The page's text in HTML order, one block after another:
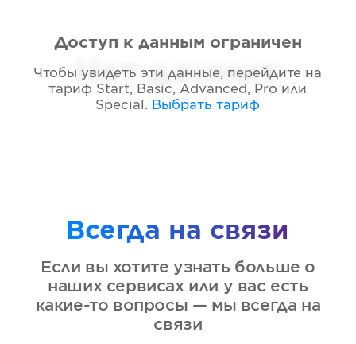
Нет данных
Доступ к данным ограничен
Чтобы увидеть эти данные, перейдите на
тариф Start, Basic, Advanced, Pro или
Special . Выбрать тариф
Всегда на связи
Если вы хотите узнать больше о
наших сервисах или у вас есть
какие-то вопросы — мы всегда на
связи